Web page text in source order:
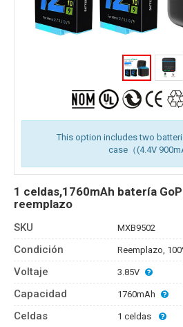
This option includes two
case（(4.4V
1 celdas,1760mAh batería
reemplazo
SKU MXB9502
Condición Reemplazo,
Voltaje 3.85V
Capacidad 1760mAh
Celdas 1 celdas